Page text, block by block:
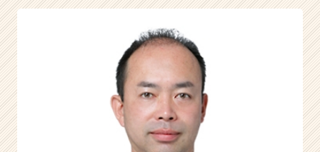
出。
均
＋
6
6％
で
高